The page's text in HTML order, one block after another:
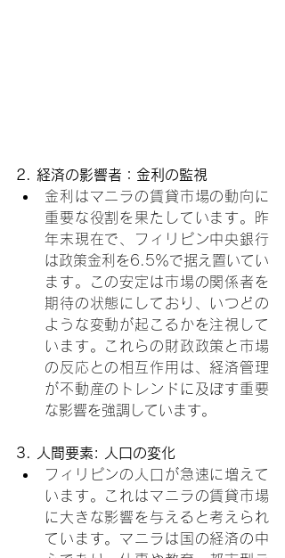
2. 経済の影響者：金利の監視
金利はマニラの賃貸市場の動向に
重要な役割を果たしています。昨
年末現在で、フィリピン中央銀行
は政策金利を6.5％で据え置いてい
ます。この安定は市場の関係者を
期待の状態にしており、いつどの
ような変動が起こるかを注視して
います。これらの財政政策と市場
の反応との相互作用は、経済管理
が不動産のトレンドに及ぼす重要
な影響を強調しています。
3. 人間要素: 人口の変化
フィリピンの人口が急速に増えて
います。これはマニラの賃貸市場
に大きな影響を与えると考えられ
ています。マニラは国の経済の中